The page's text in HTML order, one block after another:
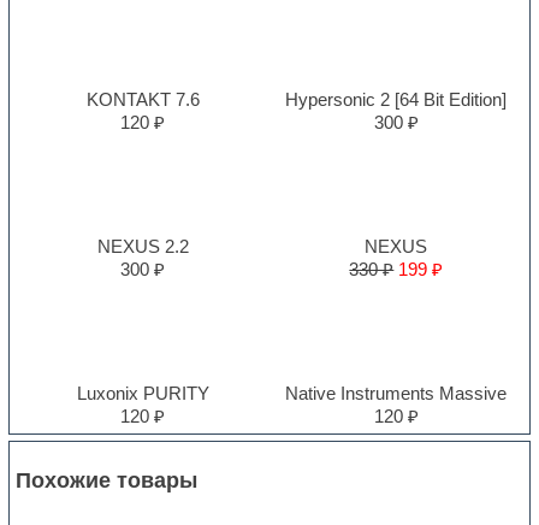
KONTAKT 7.6
120 ₽
Hypersonic 2 [64 Bit Edition]
300 ₽
NEXUS 2.2
300 ₽
NEXUS
330 ₽ 199 ₽
Luxonix PURITY
120 ₽
Native Instruments Massive
120 ₽
Похожие товары